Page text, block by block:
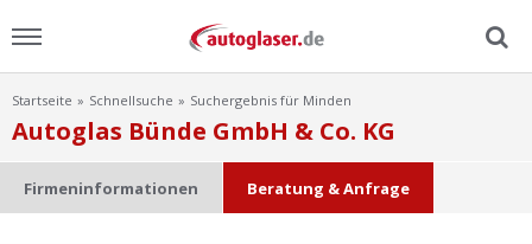
Menu
Home
Startseite Schnellsuche Suchergebnis für Minden
Autoglas Bünde GmbH & Co. KG
Firmeninformationen Beratung & Anfrage